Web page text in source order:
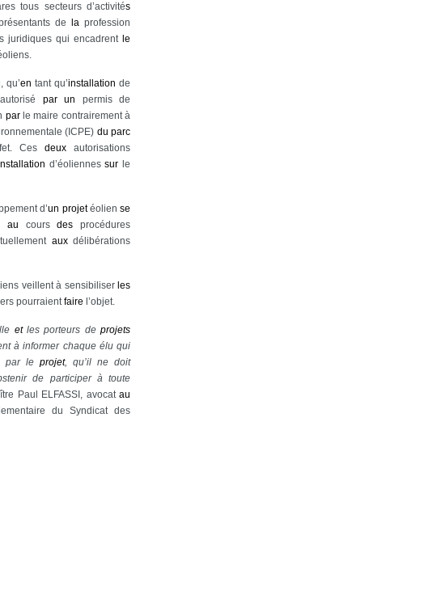
tous secteurs d’activités
de la profession
juridiques qui encadrent le
qu’en tant qu’installation de
par un permis de
parle maire contrairement à
(ICPE) du parc
Ces deuxautorisations
d’éoliennessur le
d’un projetéoliense
au coursdes procédures
auxdélibérations
veillent à sensibiliser les
pourraientfaire l’objet.
etles porteurs deprojets
à informer chaque élu qui
par le projet, qu’il ne doit
de participer à toute
Paul ELFASSI, avocatau
du Syndicat des